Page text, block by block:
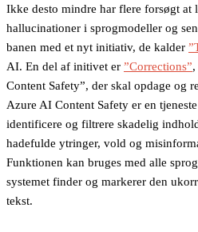
Ikke desto mindre har flere forsøgt at
hallucinationer i sprogmodeller og
banen med et nyt initiativ, de kalder
AI. En del af initivet er ”Corrections”
Content Safety”, der skal opdage og
Azure AI Content Safety er en
identificere og filtrere skadelig
hadefulde ytringer, vold og
Funktionen kan bruges med alle
systemet finder og markerer den
tekst.